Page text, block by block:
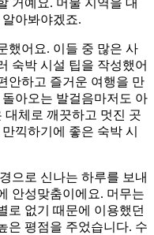
거예요. 머물 지역을 대
아봐야겠죠.
했어요. 이들 중 많은 사
숙박 시설 팁을 작성했어
안하고 즐거운 여행을 만
아오는 발걸음마저도 아
대체로 깨끗하고 멋진 곳
끽하기에 좋은 숙박 시
으로 신나는 하루를 보내
안성맞춤이에요. 머무는
로 없기 때문에 이용했던
은 평점을 주었습니다. 수